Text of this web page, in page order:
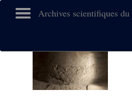
Archives scientifiques